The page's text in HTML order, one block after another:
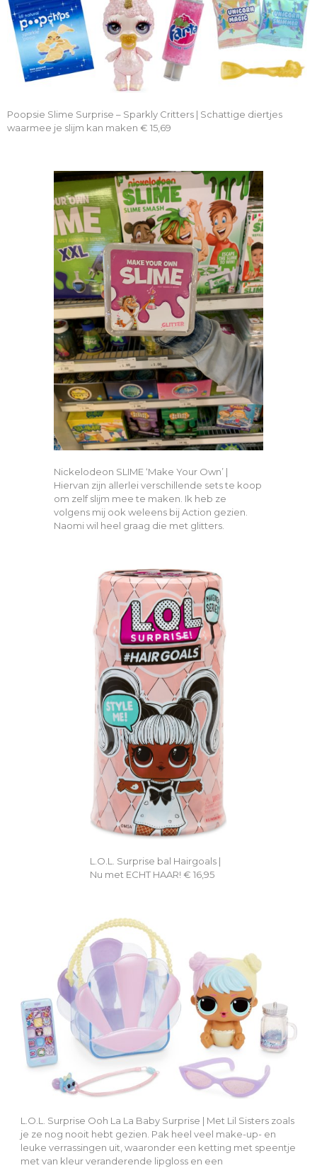
Poopsie Slime Surprise – Sparkly Critters | Schattige diertjes
waarmee je slijm kan maken € 15,69
Nickelodeon SLIME ‘Make Your Own’ |
Hiervan zijn allerlei verschillende sets te koop
om zelf slijm mee te maken. Ik heb ze
volgens mij ook weleens bij Action gezien.
Naomi wil heel graag die met glitters.
L.O.L. Surprise bal Hairgoals |
Nu met ECHT HAAR! € 16,95
L.O.L. Surprise Ooh La La Baby Surprise | Met Lil Sisters zoals
je ze nog nooit hebt gezien. Pak heel veel make-up- en
leuke verrassingen uit, waaronder een ketting met speentje
met van kleur veranderende lipgloss en een